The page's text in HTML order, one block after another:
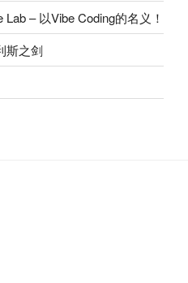
– 以Vibe Coding的名义！
斯之剑